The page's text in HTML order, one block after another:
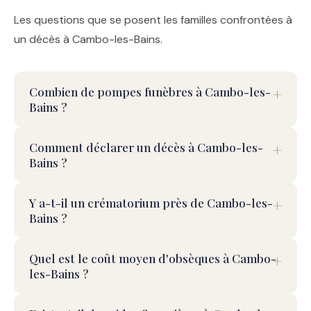
Les questions que se posent les familles confrontées à
un décès à Cambo-les-Bains.
Combien de pompes funèbres à Cambo-les-
Bains ?
Comment déclarer un décès à Cambo-les-
Bains ?
Y a-t-il un crématorium près de Cambo-les-
Bains ?
Quel est le coût moyen d'obsèques à Cambo-
les-Bains ?